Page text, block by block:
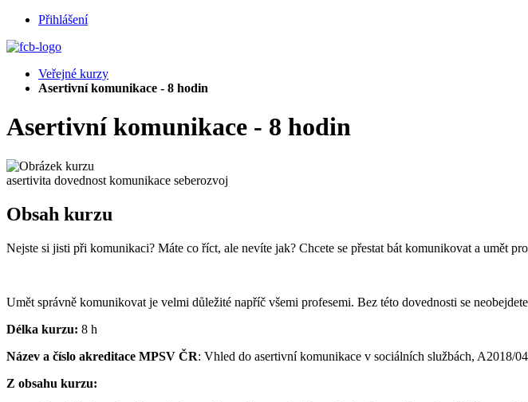
Přihlášení
Veřejné kurzy
Asertivní komunikace - 8 hodin
Asertivní komunikace - 8 hodin
asertivita dovednost komunikace seberozvoj
Obsah kurzu
Nejste si jisti při komunikaci? Máte co říct, ale nevíte jak? Chcete se přestat bát komunikovat a umět
Umět správně komunikovat je velmi důležité napříč všemi profesemi. Bez této dovednosti se
Délka kurzu: 8 h
Název a číslo akreditace MPSV ČR: Vhled do asertivní komunikace v sociálních službách, A2018/
Z obsahu kurzu: